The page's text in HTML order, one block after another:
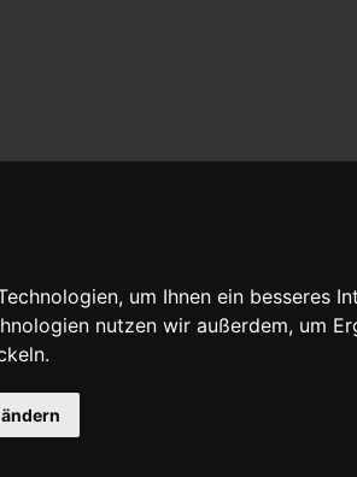
um Ihnen ein besseres
nutzen wir außerdem, um